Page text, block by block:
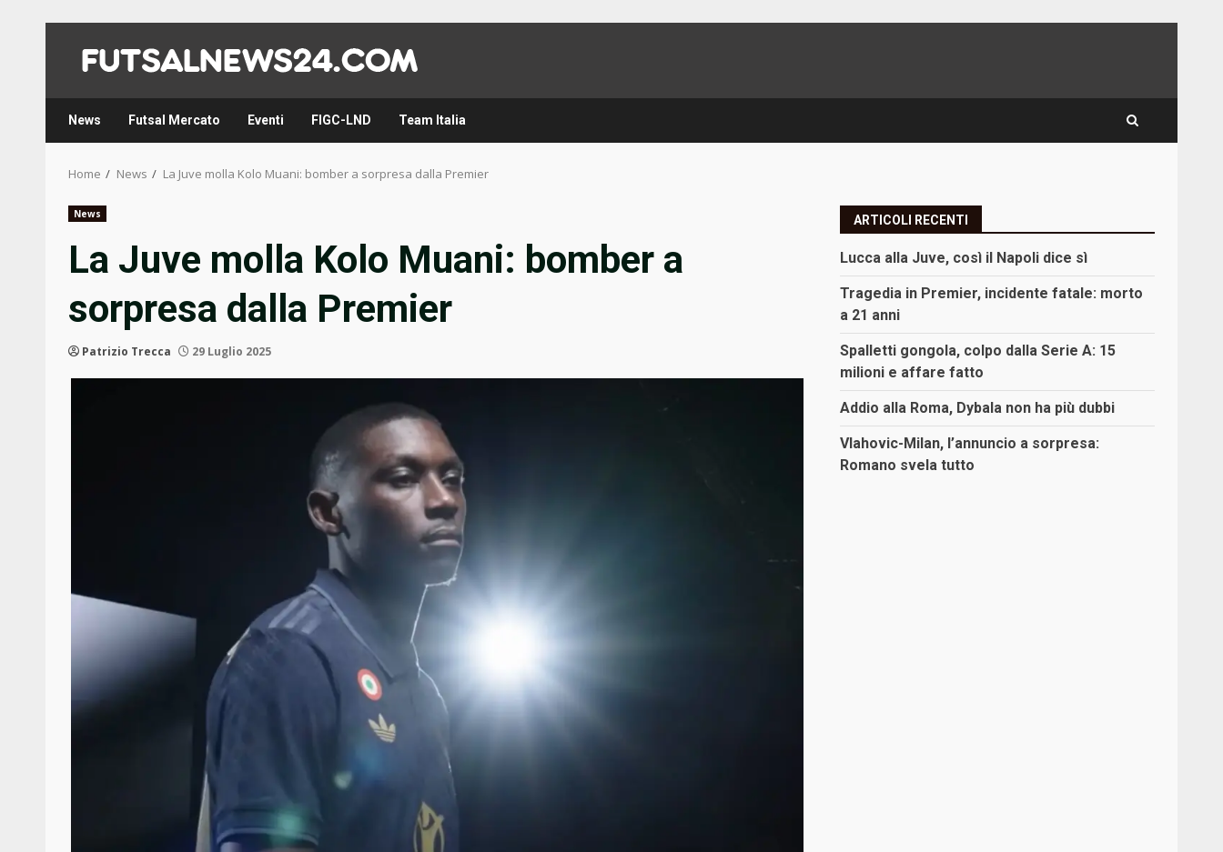
content
News Futsal Mercato Eventi FIGC-LND Team Italia
Home News La Juve molla Kolo Muani: bomber a sorpresa dalla Premier
News
La Juve molla Kolo Muani: bomber a
sorpresa dalla Premier
Patrizio Trecca 29 Luglio 2025
ARTICOLI RECENTI
Lucca alla Juve, così il Napoli dice sì
Tragedia in Premier, incidente fatale: morto
a 21 anni
Spalletti gongola, colpo dalla Serie A: 15
milioni e affare fatto
Addio alla Roma, Dybala non ha più dubbi
Vlahovic-Milan, l’annuncio a sorpresa:
Romano svela tutto